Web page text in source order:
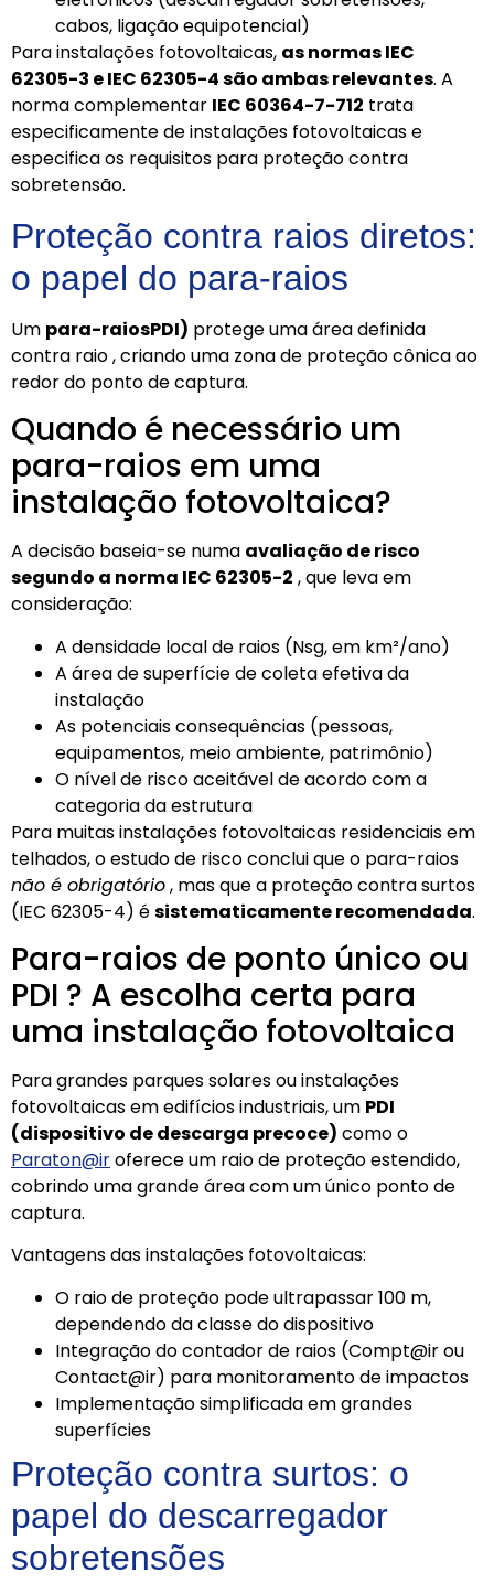
cabos, ligação equipotencial)
Para instalações fotovoltaicas, as normas IEC
62305-3 e IEC 62305-4 são ambas relevantes. A
norma complementar IEC 60364-7-712 trata
especificamente de instalações fotovoltaicas e
especifica os requisitos para proteção contra
sobretensão.
Proteção contra raios diretos:
o papel do para-raios
Um para-raiosPDI) protege uma área definida
contra raio , criando uma zona de proteção cônica ao
redor do ponto de captura.
Quando é necessário um
para-raios em uma
instalação fotovoltaica?
A decisão baseia-se numa avaliação de risco
segundo a norma IEC 62305-2 , que leva em
consideração:
A densidade local de raios (Nsg, em km²/ano)
A área de superfície de coleta efetiva da
instalação
As potenciais consequências (pessoas,
equipamentos, meio ambiente, patrimônio)
O nível de risco aceitável de acordo com a
categoria da estrutura
Para muitas instalações fotovoltaicas residenciais em
telhados, o estudo de risco conclui que o para-raios
não é obrigatório, mas que a proteção contra surtos
(IEC 62305-4) ésistematicamente recomendada.
Para-raios de ponto único ou
PDI ? A escolha certa para
uma instalação fotovoltaica
Para grandes parques solares ou instalações
fotovoltaicas em edifícios industriais, um PDI
(dispositivo de descarga precoce) como o
Paraton@iroferece um raio de proteção estendido,
cobrindo uma grande área com um único ponto de
captura.
Vantagens das instalações fotovoltaicas:
O raio de proteção pode ultrapassar 100 m,
dependendo da classe do dispositivo
Integração do contador de raios (Compt@ir ou
Contact@ir) para monitoramento de impactos
Implementação simplificada em grandes
superfícies
Proteção contra surtos: o
papel do descarregador
sobretensões